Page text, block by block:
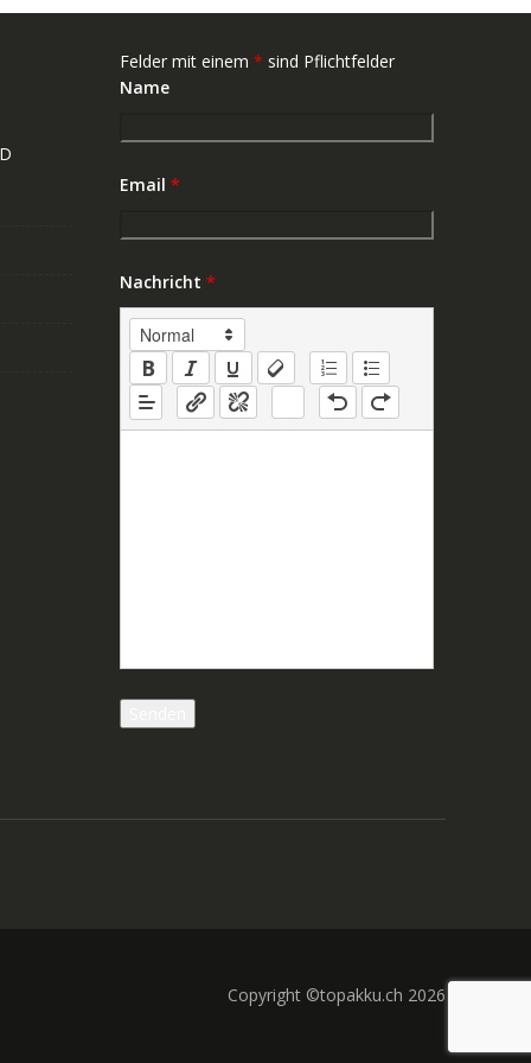
Felder mit einem * sind Pflichtfelder
Name
Email *
Nachricht *
Copyright ©topakku.ch 2026